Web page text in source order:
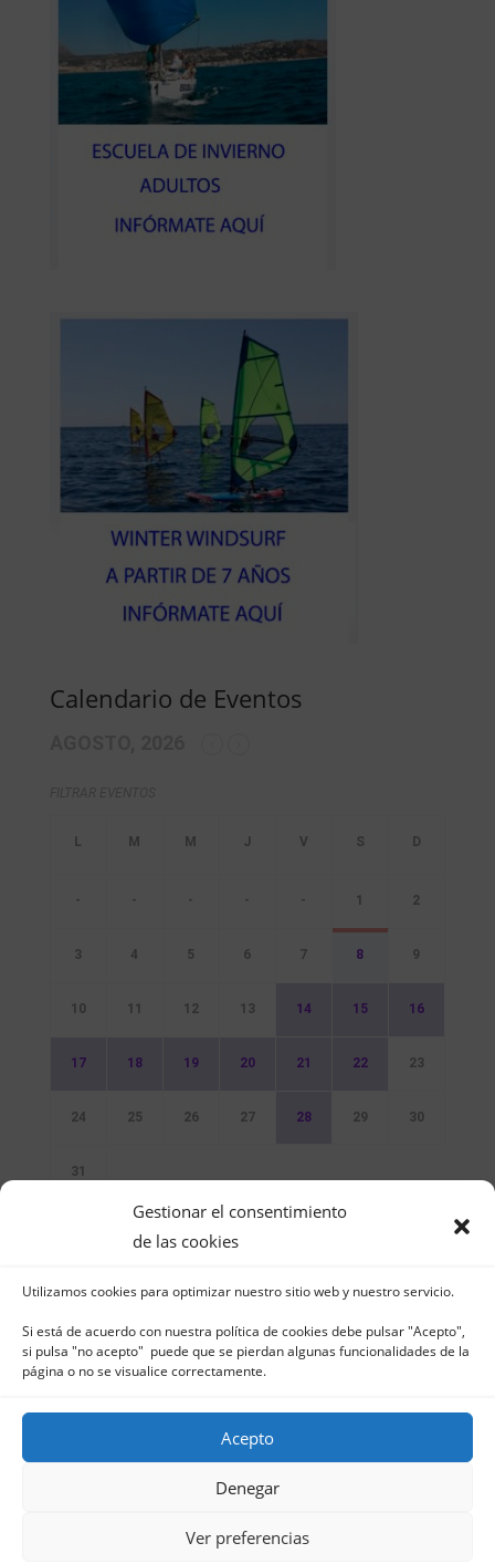
Gestionar el consentimiento
de las cookies
Utilizamos cookies para optimizar nuestro sitio web y nuestro servicio.
Si está de acuerdo con nuestra política de cookies debe pulsar "Acepto",
si pulsa "no acepto" puede que se pierdan algunas funcionalidades de la
página o no se visualice correctamente.
Acepto
Denegar
Ver preferencias
Calendario de Eventos
- - - - - 1 2
3 4 5 6 7 8 9
10 11 12 13 14 15 16
17 18 19 20 21 22 23
24 25 26 27 28 29 30
31
Sin Eventos
Club Naútico de Jávea - Muelle Norte s/n |
03730 Jávea – España | Tel. 965 791 025 | Fax.
965 796 008 | info@cnjavea.net
de Cookies